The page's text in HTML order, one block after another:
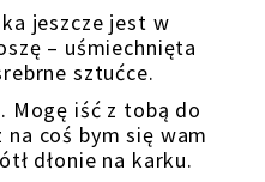
jeszcze jest w
– uśmiechnięta
sztućce.
Mogę iść z tobą do
na coś bym się wam
dłonie na karku.